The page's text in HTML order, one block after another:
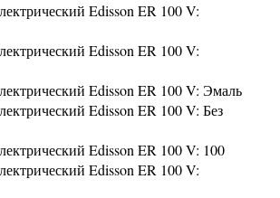
Edisson ER 100 V:
Edisson ER 100 V:
Edisson ER 100 V: Эмаль
Edisson ER 100 V: Без
Edisson ER 100 V: 100
Edisson ER 100 V: